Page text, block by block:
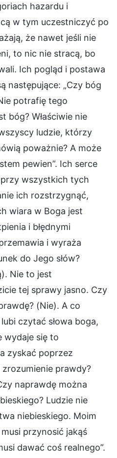
hazardu i
w tym uczestniczyć po
że nawet jeśli nie
to nic nie stracą, bo
Ich pogląd i postawa
następujące: „Czy bóg
potrafię tego
bóg? Właściwie nie
ludzie, którzy
poważnie? A może
pewien”. Ich serce
wszystkich tych
ich rozstrzygnąć,
wiara w Boga jest
i błędnymi
i wyraża
do Jego słów?
Nie to jest
tej sprawy jasno. Czy
(Nie). A co
czytać słowa boga,
wydaje się to
zyskać poprzez
prawdy?
naprawdę można
Ludzie nie
niebieskiego. Moim
przynosić jakąś
dawać coś realnego”.